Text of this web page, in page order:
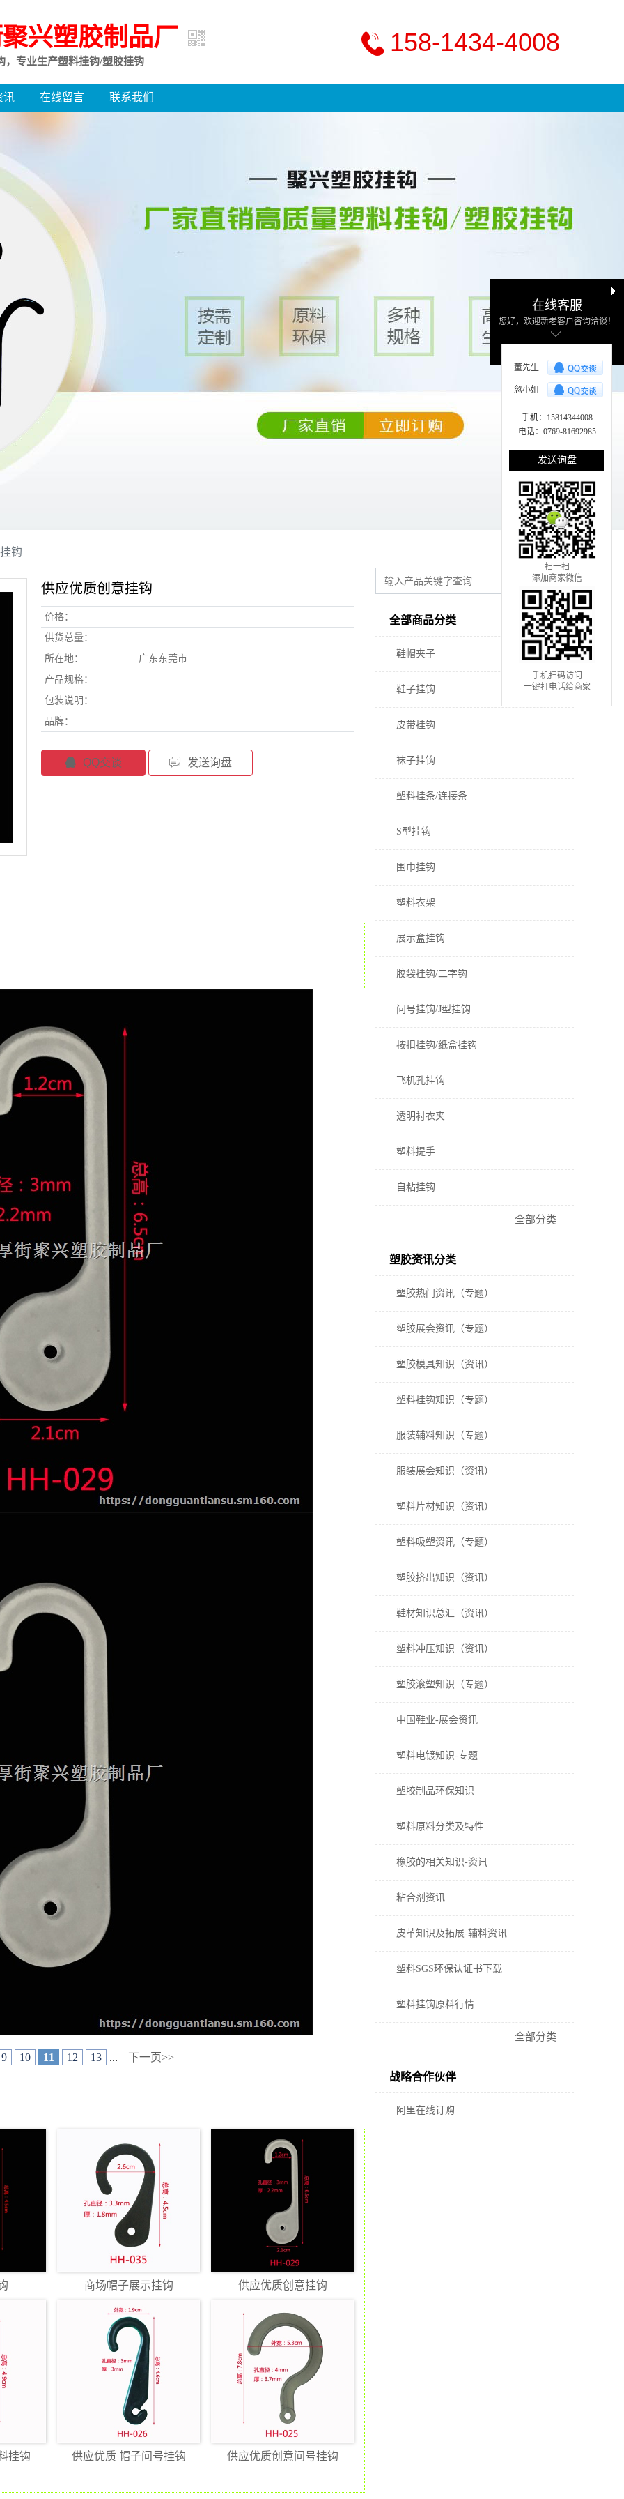
兴塑胶制品厂
，专业生产塑料挂钩/塑胶挂钩
158-1434-4008
讯 在线留言 联系我们
钩
供应优质创意挂钩
价格：
供货总量：
所在地：
广东东莞市
产品规格：
包装说明：
品牌：
QQ交谈 发送询盘
9 10 11 12 13 ... 下一页>>
商场帽子展示挂钩 供应优质创意挂钩
挂钩 供应优质 帽子问号挂钩 供应优质创意问号挂钩
全部商品分类
鞋帽夹子
鞋子挂钩
皮带挂钩
袜子挂钩
塑料挂条/连接条
S型挂钩
围巾挂钩
塑料衣架
展示盒挂钩
胶袋挂钩/二字钩
问号挂钩/J型挂钩
按扣挂钩/纸盒挂钩
飞机孔挂钩
透明衬衣夹
塑料提手
自粘挂钩
全部分类
塑胶资讯分类
塑胶热门资讯（专题）
塑胶展会资讯（专题）
塑胶模具知识（资讯）
塑料挂钩知识（专题）
服装辅料知识（专题）
服装展会知识（资讯）
塑料片材知识（资讯）
塑料吸塑资讯（专题）
塑胶挤出知识（资讯）
鞋材知识总汇（资讯）
塑料冲压知识（资讯）
塑胶滚塑知识（专题）
中国鞋业-展会资讯
塑料电镀知识-专题
塑胶制品环保知识
塑料原料分类及特性
橡胶的相关知识-资讯
粘合剂资讯
皮革知识及拓展-辅料资讯
塑料SGS环保认证书下载
塑料挂钩原料行情
全部分类
战略合作伙伴
阿里在线订购
在线客服
您好，欢迎新老客户咨询洽谈！
董先生
忽小姐
手机：15814344008
电话：0769-81692985
发送询盘
扫一扫
添加商家微信
手机扫码访问
一键打电话给商家